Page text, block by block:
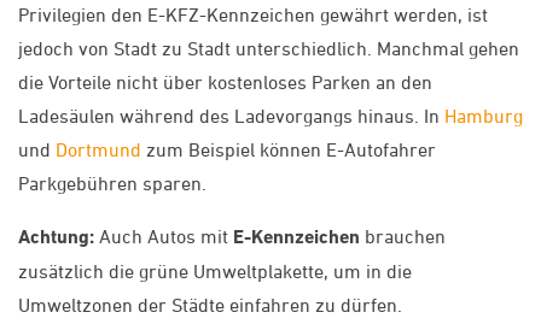
Privilegien den E-KFZ-Kennzeichen gewährt werden, ist
jedoch von Stadt zu Stadt unterschiedlich. Manchmal gehen
die Vorteile nicht über kostenloses Parken an den
Ladesäulen während des Ladevorgangs hinaus. In Hamburg
und Dortmund zum Beispiel können E-Autofahrer
Parkgebühren sparen.
Achtung: Auch Autos mit E-Kennzeichen brauchen
zusätzlich die grüne Umweltplakette, um in die
Umweltzonen der Städte einfahren zu dürfen.